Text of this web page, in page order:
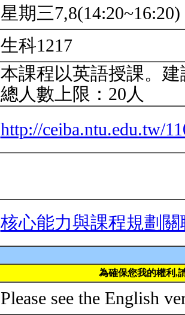
星期三7,8(14:20~16:20)
生科1217
本課程以英語授課。
總人數上限：20人
http://ceiba.ntu.edu.tw/
核心能力與課程規劃關
為確保您我的權利,
Please see the English